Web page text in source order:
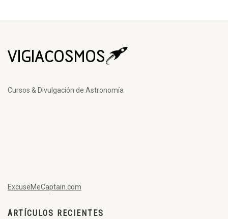
Cursos & Divulgación de Astronomía
ExcuseMeCaptain.com
ARTÍCULOS RECIENTES